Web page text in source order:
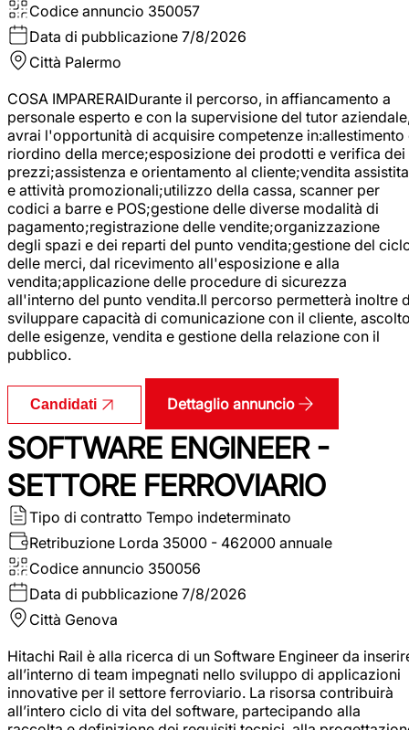
Codice annuncio 350057
Data di pubblicazione 7/8/2026
Città Palermo
COSA IMPARERAIDurante il percorso, in affiancamento a
personale esperto e con la supervisione del tutor
avrai l'opportunità di acquisire competenze in:allestimento
riordino della merce;esposizione dei prodotti e verifica dei
prezzi;assistenza e orientamento al cliente;vendita assistita
e attività promozionali;utilizzo della cassa, scanner per
codici a barre e POS;gestione delle diverse modalità di
pagamento;registrazione delle vendite;organizzazione
degli spazi e dei reparti del punto vendita;gestione del
delle merci, dal ricevimento all'esposizione e alla
vendita;applicazione delle procedure di sicurezza
all'interno del punto vendita.Il percorso permetterà inoltre
sviluppare capacità di comunicazione con il cliente,
delle esigenze, vendita e gestione della relazione con il
pubblico.
Candidati Dettaglio annuncio
SOFTWARE ENGINEER -
SETTORE FERROVIARIO
Tipo di contratto Tempo indeterminato
Retribuzione Lorda 35000 - 462000 annuale
Codice annuncio 350056
Data di pubblicazione 7/8/2026
Città Genova
Hitachi Rail è alla ricerca di un Software Engineer da
all’interno di team impegnati nello sviluppo di applicazioni
innovative per il settore ferroviario. La risorsa contribuirà
all’intero ciclo di vita del software, partecipando alla